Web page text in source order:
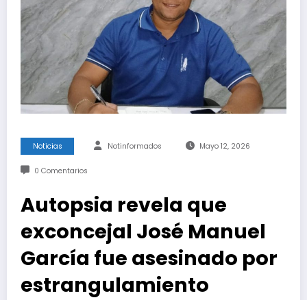
Noticias Notinformados Mayo 12, 2026
0 Comentarios
Autopsia revela que
exconcejal José Manuel
García fue asesinado por
estrangulamiento